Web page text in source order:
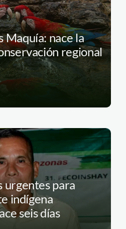
Maquía: nace la
regional
urgentes para
indígena
seis días